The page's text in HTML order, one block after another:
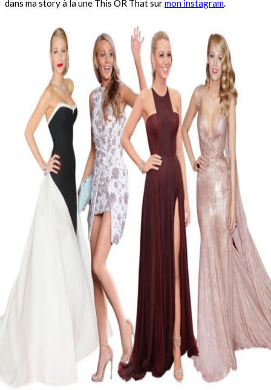
dans ma story à la une This OR That surmon instagram.